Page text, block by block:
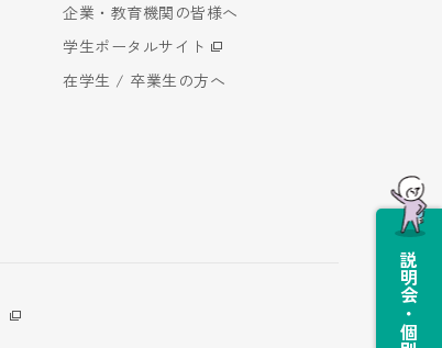
企業・教育機関の皆様へ
学生ポータルサイト
在学生 / 卒業生の方へ